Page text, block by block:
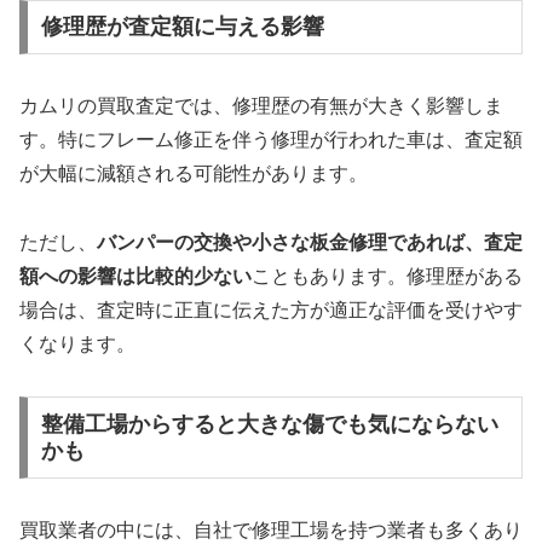
修理歴が査定額に与える影響
カムリの買取査定では、修理歴の有無が大きく影響しま
す。特にフレーム修正を伴う修理が行われた車は、査定額
が大幅に減額される可能性があります。
ただし、バンパーの交換や小さな板金修理であれば、査定
額への影響は比較的少ないこともあります。修理歴がある
場合は、査定時に正直に伝えた方が適正な評価を受けやす
くなります。
整備工場からすると大きな傷でも気にならない
かも
買取業者の中には、自社で修理工場を持つ業者も多くあり